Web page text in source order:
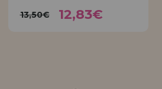
13,50€ 12,83€